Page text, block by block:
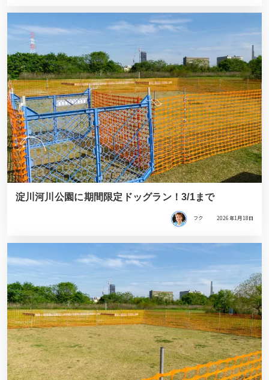
淀川河川公園に期間限定ドッグラン！3/1まで
フク 2026年1月18日